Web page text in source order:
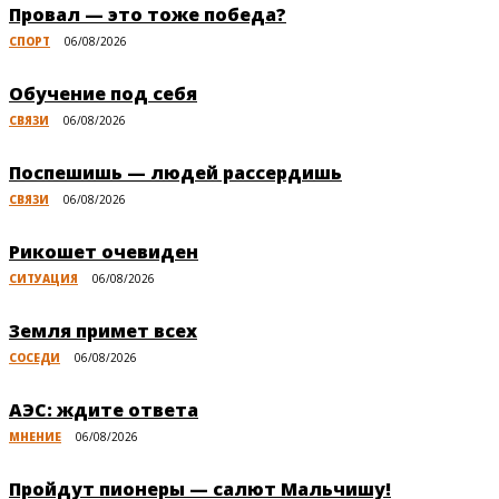
Провал — это тоже победа?
СПОРТ 06/08/2026
Обучение под себя
СВЯЗИ 06/08/2026
Поспешишь — людей рассердишь
СВЯЗИ 06/08/2026
Рикошет очевиден
СИТУАЦИЯ 06/08/2026
Земля примет всех
СОСЕДИ 06/08/2026
АЭС: ждите ответа
МНЕНИЕ 06/08/2026
Пройдут пионеры — салют Мальчишу!